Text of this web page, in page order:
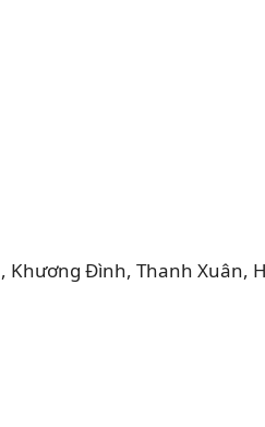
Khương Đình, Thanh Xuân,